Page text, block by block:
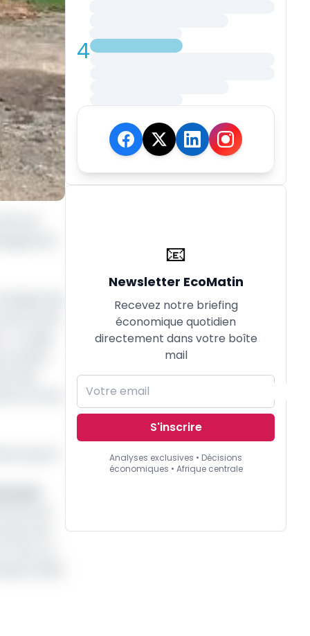
4
📧
Newsletter EcoMatin
Recevez notre briefing
économique quotidien
directement dans votre boîte
mail
S'inscrire
Analyses exclusives • Décisions
économiques • Afrique centrale